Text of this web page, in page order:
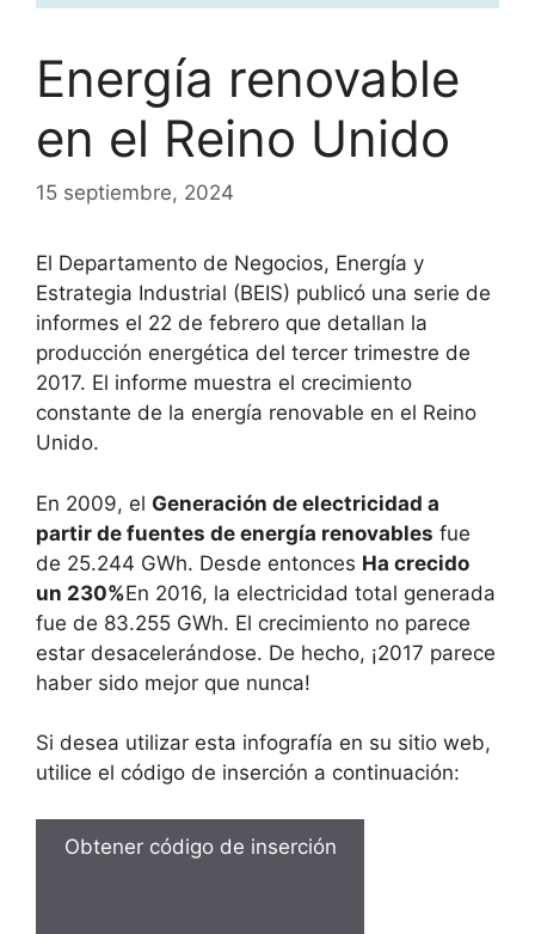
Energía renovable
en el Reino Unido
15 septiembre, 2024
El Departamento de Negocios, Energía y
Estrategia Industrial (BEIS) publicó una serie de
informes el 22 de febrero que detallan la
producción energética del tercer trimestre de
2017. El informe muestra el crecimiento
constante de la energía renovable en el Reino
Unido.
En 2009, el Generación de electricidad a
partir de fuentes de energía renovables fue
de 25.244 GWh. Desde entonces Ha crecido
un 230%En 2016, la electricidad total generada
fue de 83.255 GWh. El crecimiento no parece
estar desacelerándose. De hecho, ¡2017 parece
haber sido mejor que nunca!
Si desea utilizar esta infografía en su sitio web,
utilice el código de inserción a continuación: